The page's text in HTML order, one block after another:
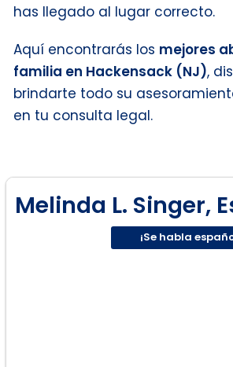
has llegado al lugar correcto.
Aquí encontrarás los mejores
familia en Hackensack (NJ),
brindarte todo su
en tu consulta legal.
Melinda L. Singer,
¡Se habla